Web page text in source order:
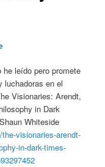
leído pero promete
luchadoras en el
Visionaries: Arendt,
in Dark
Whiteside
visionaries-arendt-
in-dark-times-